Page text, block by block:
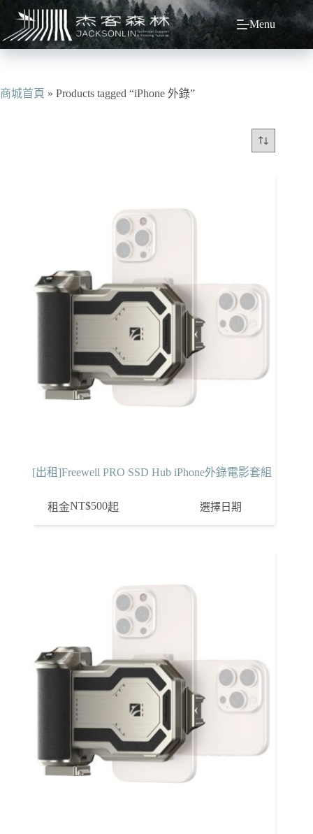
主
容
Menu
商城首頁 » Products tagged “iPhone 外錄”
[出租]Freewell PRO SSD Hub iPhone外錄電影套組
租金NT$500起 選擇日期